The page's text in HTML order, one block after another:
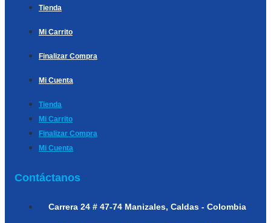
Tienda
Mi Carrito
Finalizar Compra
Mi Cuenta
Tienda
Mi Carrito
Finalizar Compra
Mi Cuenta
Contáctanos
Carrera 24 # 47-74 Manizales, Caldas - Colombia